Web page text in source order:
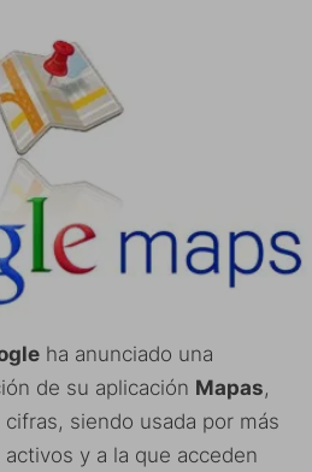
ha anunciado una
de su aplicación Mapas,
siendo usada por más
y a la que acceden